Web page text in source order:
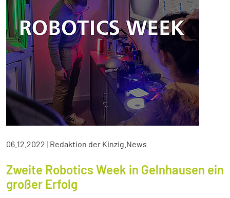
06.12.2022 | Redaktion der Kinzig.News
Zweite Robotics Week in Gelnhausen ein
großer Erfolg